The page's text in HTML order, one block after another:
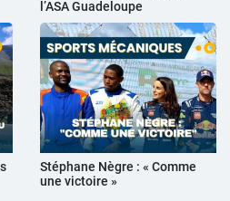
l’ASA Guadeloupe
Stéphane Nègre : « Comme
une victoire »